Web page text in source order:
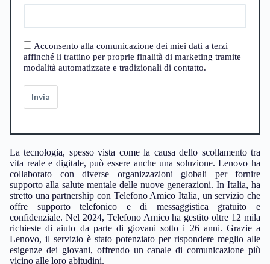
Acconsento alla comunicazione dei miei dati a terzi
affinché li trattino per proprie finalità di marketing tramite
modalità automatizzate e tradizionali di contatto.
Invia
La tecnologia, spesso vista come la causa dello scollamento tra
vita reale e digitale, può essere anche una soluzione. Lenovo ha
collaborato con diverse organizzazioni globali per fornire
supporto alla salute mentale delle nuove generazioni. In Italia, ha
stretto una partnership con Telefono Amico Italia, un servizio che
offre supporto telefonico e di messaggistica gratuito e
confidenziale. Nel 2024, Telefono Amico ha gestito oltre 12 mila
richieste di aiuto da parte di giovani sotto i 26 anni. Grazie a
Lenovo, il servizio è stato potenziato per rispondere meglio alle
esigenze dei giovani, offrendo un canale di comunicazione più
vicino alle loro abitudini.